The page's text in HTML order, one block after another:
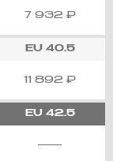
7 932 ₽
EU40.5
11 892 ₽
EU42.5